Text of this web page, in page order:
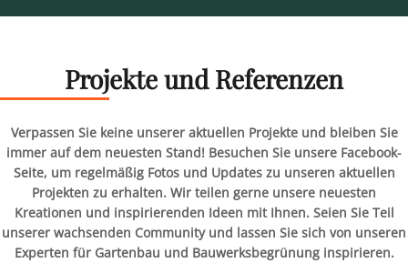
Projekte und Referenzen
Verpassen Sie keine unserer aktuellen Projekte und bleiben Sie
immer auf dem neuesten Stand! Besuchen Sie unsere Facebook-
Seite, um regelmäßig Fotos und Updates zu unseren aktuellen
Projekten zu erhalten. Wir teilen gerne unsere neuesten
Kreationen und inspirierenden Ideen mit Ihnen. Seien Sie Teil
unserer wachsenden Community und lassen Sie sich von unseren
Experten für Gartenbau und Bauwerksbegrünung inspirieren.